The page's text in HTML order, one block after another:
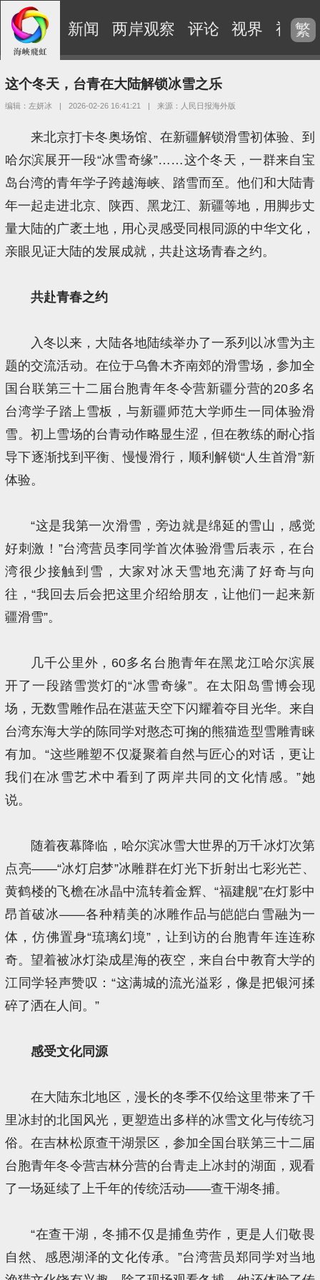
新闻 两岸观察 评论 视界 视频
繁
这个冬天，台青在大陆解锁冰雪之乐
编辑：左妍冰 | 2026-02-26 16:41:21 | 来源：人民日报海外版
来北京打卡冬奥场馆、在新疆解锁滑雪初体验、到
哈尔滨展开一段“冰雪奇缘”……这个冬天，一群来自宝
岛台湾的青年学子跨越海峡、踏雪而至。他们和大陆青
年一起走进北京、陕西、黑龙江、新疆等地，用脚步丈
量大陆的广袤土地，用心灵感受同根同源的中华文化，
亲眼见证大陆的发展成就，共赴这场青春之约。
共赴青春之约
入冬以来，大陆各地陆续举办了一系列以冰雪为主
题的交流活动。在位于乌鲁木齐南郊的滑雪场，参加全
国台联第三十二届台胞青年冬令营新疆分营的20多名
台湾学子踏上雪板，与新疆师范大学师生一同体验滑
雪。初上雪场的台青动作略显生涩，但在教练的耐心指
导下逐渐找到平衡、慢慢滑行，顺利解锁“人生首滑”新
体验。
“这是我第一次滑雪，旁边就是绵延的雪山，感觉
好刺激！”台湾营员李同学首次体验滑雪后表示，在台
湾很少接触到雪，大家对冰天雪地充满了好奇与向
往，“我回去后会把这里介绍给朋友，让他们一起来新
疆滑雪”。
几千公里外，60多名台胞青年在黑龙江哈尔滨展
开了一段踏雪赏灯的“冰雪奇缘”。在太阳岛雪博会现
场，无数雪雕作品在湛蓝天空下闪耀着夺目光华。来自
台湾东海大学的陈同学对憨态可掬的熊猫造型雪雕青睐
有加。“这些雕塑不仅凝聚着自然与匠心的对话，更让
我们在冰雪艺术中看到了两岸共同的文化情感。”她
说。
随着夜幕降临，哈尔滨冰雪大世界的万千冰灯次第
点亮——“冰灯启梦”冰雕群在灯光下折射出七彩光芒、
黄鹤楼的飞檐在冰晶中流转着金辉、“福建舰”在灯影中
昂首破冰——各种精美的冰雕作品与皑皑白雪融为一
体，仿佛置身“琉璃幻境”，让到访的台胞青年连连称
奇。望着被冰灯染成星海的夜空，来自台中教育大学的
江同学轻声赞叹：“这满城的流光溢彩，像是把银河揉
碎了洒在人间。”
感受文化同源
在大陆东北地区，漫长的冬季不仅给这里带来了千
里冰封的北国风光，更塑造出多样的冰雪文化与传统习
俗。在吉林松原查干湖景区，参加全国台联第三十二届
台胞青年冬令营吉林分营的台青走上冰封的湖面，观看
了一场延续了上千年的传统活动——查干湖冬捕。
“在查干湖，冬捕不仅是捕鱼劳作，更是人们敬畏
自然、感恩湖泽的文化传承。”台湾营员郑同学对当地